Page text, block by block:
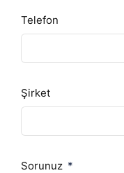
Telefon
Şirket
Sorunuz